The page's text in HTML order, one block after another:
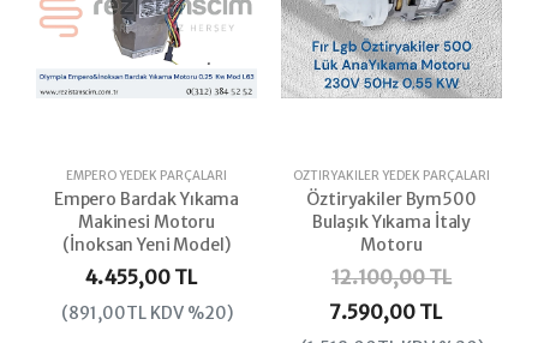
EMPERO YEDEK PARÇALARI
Empero Bardak Yıkama
Makinesi Motoru
(İnoksan Yeni Model)
4.455,00 TL
(891,00TL KDV %20)
ÖZTIRYAKILER YEDEK PARÇALARI
Öztiryakiler Bym500
Bulaşık Yıkama İtaly
Motoru
12.100,00 TL
7.590,00 TL